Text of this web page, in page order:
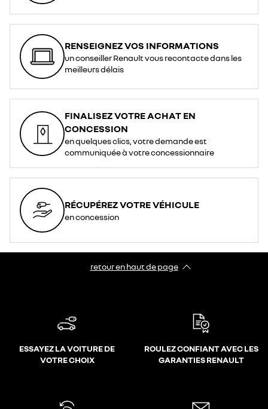
RENSEIGNEZ VOS INFORMATIONS
un conseiller Renault vous recontacte dans les
meilleurs délais
FINALISEZ VOTRE ACHAT EN
CONCESSION
en quelques clics, votre demande est
communiquée à votre concessionnaire
RÉCUPÉREZ VOTRE VÉHICULE
en concession
retour en haut de page​
ESSAYEZ LA VOITURE DE
VOTRE CHOIX
ROULEZ CONFIANT AVEC LES
GARANTIES RENAULT